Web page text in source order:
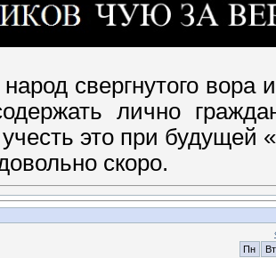
народ свергнутого
лично
это при будущей
скоро.
Пн
Вт